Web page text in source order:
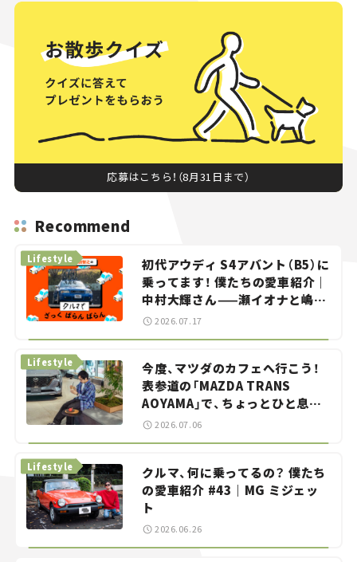
応募はこちら！（8月31日まで）
Recommend
初代アウディ S4アバント（B5）に
乗ってます！ 僕たちの愛車紹介｜
中村大輝さん——瀬イオナと嶋田
智之の「クルマでざっくばらんば
Lifestyle
2026.07.17
今度、マツダのカフェへ行こう！
表参道の「MAZDA TRANS
AOYAMA」で、ちょっとひと息。
——連載｜CCGとクルマでどうす
る？＜第13回＞
Lifestyle
2026.07.06
クルマ、何に乗ってるの？ 僕たち
の愛車紹介 #43｜MG ミジェッ
ト
Lifestyle
2026.06.26